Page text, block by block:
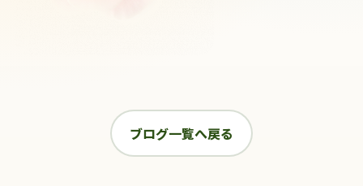
ブログ一覧へ戻る